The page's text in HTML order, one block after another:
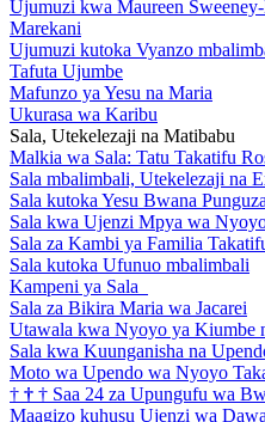
Ujumuzi kwa Maureen
Marekani
Ujumuzi kutoka Vyanzo
Tafuta Ujumbe
Mafunzo ya Yesu na Maria
Ukurasa wa Karibu
Sala, Utekelezaji na Matibabu
Malkia wa Sala: Tatu Takatifu
Sala mbalimbali, Utekelezaji na
Sala kutoka Yesu Bwana
Sala kwa Ujenzi Mpya wa
Sala za Kambi ya Familia
Sala kutoka Ufunuo mbalimbali
Kampeni ya Sala
Sala za Bikira Maria wa Jacarei
Utawala kwa Nyoyo ya Kiumbe
Sala kwa Kuunganisha na
Moto wa Upendo wa Nyoyo
† † † Saa 24 za Upungufu wa
Maagizo kuhusu Ujenzi wa Dawa